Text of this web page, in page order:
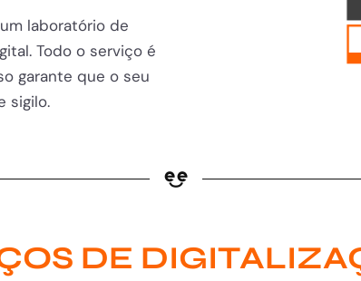
laboratório de
Todo o serviço é
garante que o seu
sigilo.
DE